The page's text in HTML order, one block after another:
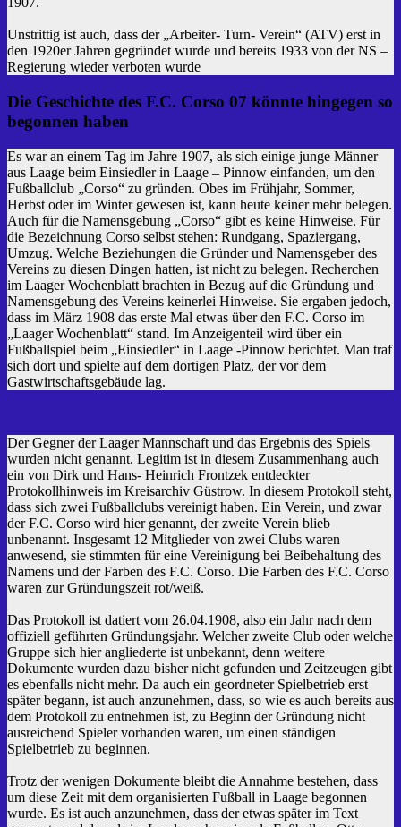
Unstrittig ist auch, dass der „Arbeiter- Turn- Verein“ (ATV) erst in
den 1920er Jahren gegründet wurde und bereits 1933 von der NS –
Regierung wieder verboten wurde
Die Geschichte des F.C. Corso 07 könnte hingegen so
begonnen haben
Es war an einem Tag im Jahre 1907, als sich einige junge Männer
aus Laage beim Einsiedler in Laage – Pinnow einfanden, um den
Fußballclub „Corso“ zu gründen. Obes im Frühjahr, Sommer,
Herbst oder im Winter gewesen ist, kann heute keiner mehr belegen.
Auch für die Namensgebung „Corso“ gibt es keine Hinweise. Für
die Bezeichnung Corso selbst stehen: Rundgang, Spaziergang,
Umzug. Welche Beziehungen die Gründer und Namensgeber des
Vereins zu diesen Dingen hatten, ist nicht zu belegen. Recherchen
im Laager Wochenblatt brachten in Bezug auf die Gründung und
Namensgebung des Vereins keinerlei Hinweise. Sie ergaben jedoch,
dass im März 1908 das erste Mal etwas über den F.C. Corso im
„Laager Wochenblatt“ stand. Im Anzeigenteil wird über ein
Fußballspiel beim „Einsiedler“ in Laage -Pinnow berichtet. Man traf
sich dort und spielte auf dem dortigen Platz, der vor dem
Gastwirtschaftsgebäude lag.
Der Gegner der Laager Mannschaft und das Ergebnis des Spiels
wurden nicht genannt. Legitim ist in diesem Zusammenhang auch
ein von Dirk und Hans- Heinrich Frontzek entdeckter
Protokollhinweis im Kreisarchiv Güstrow. In diesem Protokoll steht,
dass sich zwei Fußballclubs vereinigt haben. Ein Verein, und zwar
der F.C. Corso wird hier genannt, der zweite Verein blieb
unbenannt. Insgesamt 12 Mitglieder von zwei Clubs waren
anwesend, sie stimmten für eine Vereinigung bei Beibehaltung des
Namens und der Farben des F.C. Corso. Die Farben des F.C. Corso
waren zur Gründungszeit rot/weiß.
Das Protokoll ist datiert vom 26.04.1908, also ein Jahr nach dem
offiziell geführten Gründungsjahr. Welcher zweite Club oder welche
Gruppe sich hier angliederte ist unbekannt, denn weitere
Dokumente wurden dazu bisher nicht gefunden und Zeitzeugen gibt
es ebenfalls nicht mehr. Da auch ein geordneter Spielbetrieb erst
später begann, ist auch anzunehmen, dass, so wie es auch bereits aus
dem Protokoll zu entnehmen ist, zu Beginn der Gründung nicht
ausreichend Spieler vorhanden waren, um einen ständigen
Spielbetrieb zu beginnen.
Trotz der wenigen Dokumente bleibt die Annahme bestehen, dass
um diese Zeit mit dem organisierten Fußball in Laage begonnen
wurde. Es ist auch anzunehmen, dass der etwas später im Text